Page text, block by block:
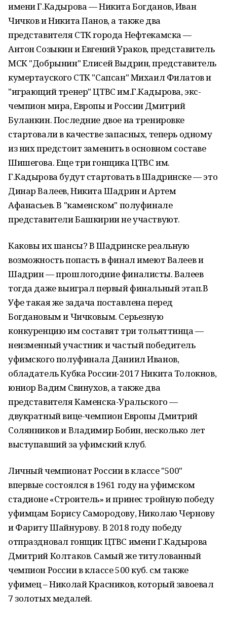
имени Г.Кадырова — Никита Богданов, Иван
Чичков и Никита Панов, а также два
представителя СТК города Нефтекамска —
Антон Созыкин и Евгений Ураков, представитель
МСК "Добрынин" Елисей Выдрин, представитель
кумертауского СТК "Сапсан" Михаил Филатов и
"играющий тренер" ЦТВС им.Г.Кадырова, экс-
чемпион мира, Европы и России Дмитрий
Буланкин. Последние двое на тренировке
стартовали в качестве запасных, теперь одному
из них предстоит заменить в основном составе
Шишегова. Еще три гонщика ЦТВС им.
Г.Кадырова будут стартовать в Шадринске — это
Динар Валеев, Никита Шадрин и Артем
Афанасьев. В "каменском" полуфинале
представители Башкирии не участвуют.
Каковы их шансы? В Шадринске реальную
возможность попасть в финал имеют Валеев и
Шадрин — прошлогодние финалисты. Валеев
тогда даже выиграл первый финальный этап.В
Уфе такая же задача поставлена перед
Богдановым и Чичковым. Серьезную
конкуренцию им составят три тольяттинца —
неизменный участник и частый победитель
уфимского полуфинала Даниил Иванов,
обладатель Кубка России-2017 Никита Толокнов,
юниор Вадим Свинухов, а также два
представителя Каменска-Уральского —
двукратный вице-чемпион Европы Дмитрий
Солянников и Владимир Бобин, несколько лет
выступавший за уфимский клуб.
Личный чемпионат России в классе "500"
впервые состоялся в 1961 году на уфимском
стадионе «Строитель» и принес тройную победу
уфимцам Борису Самородову, Николаю Чернову
и Фариту Шайнурову. В 2018 году победу
отпраздновал гонщик ЦТВС имени Г.Кадырова
Дмитрий Колтаков. Самый же титулованный
чемпион России в классе 500 куб. см также
уфимец – Николай Красников, который завоевал
7 золотых медалей.